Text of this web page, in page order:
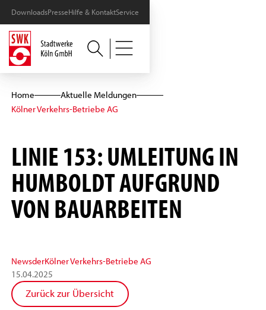
DownloadsPresseHilfe & KontaktService
Home
Aktuelle Meldungen
Kölner Verkehrs-Betriebe AG
LINIE 153: UMLEITUNG IN
HUMBOLDT AUFGRUND
VON BAUARBEITEN
NewsderKölner Verkehrs-Betriebe AG
15.04.2025
Zurück zur Übersicht